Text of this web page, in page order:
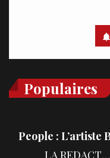
Populaires
People :
LA REDACTION